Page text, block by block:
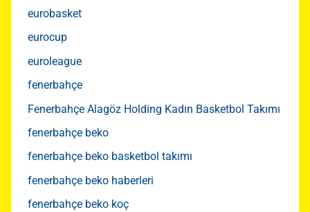
eurobasket
eurocup
euroleague
fenerbahçe
Fenerbahçe Alagöz Holding Kadın Basketbol Takımı
fenerbahçe beko
fenerbahçe beko basketbol takımı
fenerbahçe beko haberleri
fenerbahçe beko koç